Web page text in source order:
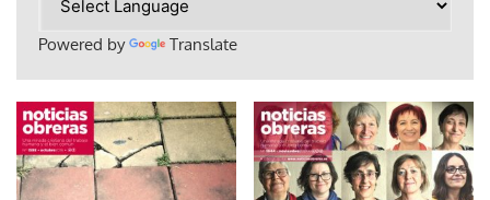
Powered by Translate